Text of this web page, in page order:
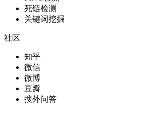
死链检测
关键词挖掘
社区
知乎
微信
微博
豆瓣
搜外问答